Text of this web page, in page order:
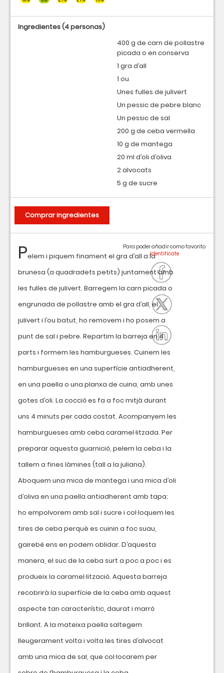
Pelem i piquem finament el gra d’all a la
brunesa (a quadradets petits) juntament amb
les fulles de julivert. Barregem la carn picada o
engrunada de pollastre amb el gra d’all, el
julivert i l’ou batut, ho removem i ho posem a
punt de sal i pebre. Repartim la barreja en 4
parts i formem les hamburgueses. Cuinem les
hamburgueses en una superfície antiadherent,
en una paella o una planxa de cuina, amb unes
gotes d’oli. La cocció es fa a foc mitjà durant
uns 4 minuts per cada costat. Acompanyem les
hamburgueses amb ceba caramel·litzada. Per
preparar aquesta guarnició, pelem la ceba i la
tallem a fines làmines (tall a la juliana).
Aboquem una mica de mantega i una mica d’oli
d’oliva en una paella antiadherent amb tapa;
ho empolvorem amb sal i sucre i col·loquem les
tires de ceba perquè es cuinin a foc suau,
gairebé ens en podem oblidar. D’aquesta
manera, el suc de la ceba surt a poc a poc i es
produeix la caramel·lització. Aquesta barreja
recobrirà la superfície de la ceba amb aquest
aspecte tan característic, daurat i marró
brillant. A la mateixa paella saltegem
lleugerament volta i volta les tires d’alvocat
amb una mica de sal, que col·locarem per
Para poder añadir como favorito
Ingredientes(4 personas)
400 g de carn de pollastre
picada o en conserva
1 gra d’all
1 ou
Unes fulles de julivert
Un pessic de pebre blanc
Un pessic de sal
200 g de ceba vermella
10 g de mantega
20 ml d’oli d’oliva
2 alvocats
5 g de sucre
Comprar ingredientes